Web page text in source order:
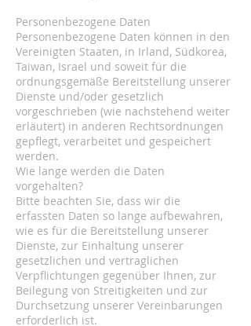
Personenbezogene Daten
Personenbezogene Daten können in den
Vereinigten Staaten, in Irland, Südkorea,
Taiwan, Israel und soweit für die
ordnungsgemäße Bereitstellung unserer
Dienste und/oder gesetzlich
vorgeschrieben (wie nachstehend weiter
erläutert) in anderen Rechtsordnungen
gepflegt, verarbeitet und gespeichert
werden.
Wie lange werden die Daten
vorgehalten?
Bitte beachten Sie, dass wir die
erfassten Daten so lange aufbewahren,
wie es für die Bereitstellung unserer
Dienste, zur Einhaltung unserer
gesetzlichen und vertraglichen
Verpflichtungen gegenüber Ihnen, zur
Beilegung von Streitigkeiten und zur
Durchsetzung unserer Vereinbarungen
erforderlich ist.